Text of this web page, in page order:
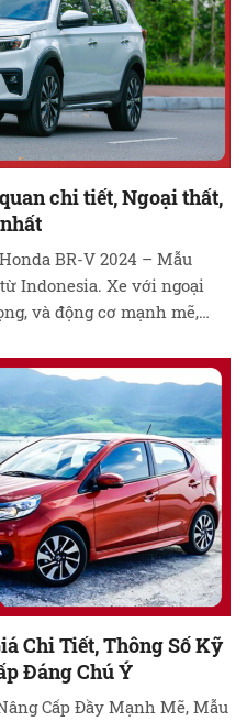
chi tiết, Ngoại thất,
BR-V 2024 – Mẫu
Indonesia. Xe với ngoại
và động cơ mạnh mẽ,
và tiện ích độc đáo mà …Đọc
Chi Tiết, Thông Số Kỹ
Đáng Chú Ý
Cấp Đầy Mạnh Mẽ, Mẫu